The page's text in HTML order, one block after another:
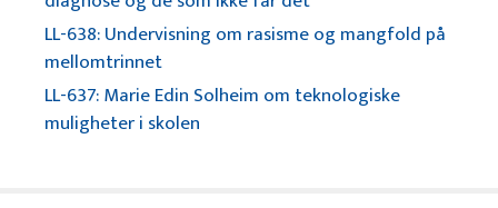
LL-638: Undervisning om rasisme og mangfold på
mellomtrinnet
LL-637: Marie Edin Solheim om teknologiske
muligheter i skolen